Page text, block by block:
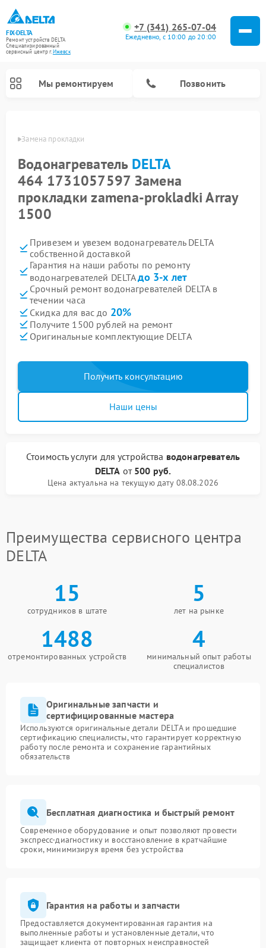
FIX-DELTA
Ремонт устройств DELTA
Специализированный
cервисный центр г.Ижевск
+7 (341) 265-07-04
Ежедневно, с 10:00 до 20:00
Мы ремонтируем Позвонить
Замена прокладки
Водонагреватель DELTA
464 1731057597 Замена
прокладки zamena-prokladki Array
1500
Привезем и увезем водонагреватель DELTA
собственной доставкой
Гарантия на наши работы по ремонту
водонагревателей DELTAдо 3-х лет
Срочный ремонт водонагревателей DELTA в
течении часа
Скидка для вас до 20%
Получите 1500 рублей на ремонт
Оригинальные комплектующие DELTA
Получить консультацию
Наши цены
Стоимость услуги для устройства водонагреватель
DELTA от 500 руб.
Цена актуальна на текущую дату 08.08.2026
Преимущества сервисного центра
DELTA
15
сотрудников в штате
5
лет на рынке
1488
отремонтированных устройств
4
минимальный опыт работы
специалистов
Оригинальные запчасти и
сертифицированные мастера
Используются оригинальные детали DELTA и прошедшие
сертификацию специалисты, что гарантирует корректную
работу после ремонта и сохранение гарантийных
обязательств
Бесплатная диагностика и быстрый ремонт
Современное оборудование и опыт позволяют провести
экспресс-диагностику и восстановление в кратчайшие
сроки, минимизируя время без устройства
Гарантия на работы и запчасти
Предоставляется документированная гарантия на
выполненные работы и установленные детали, что
защищает клиента от повторных неисправностей